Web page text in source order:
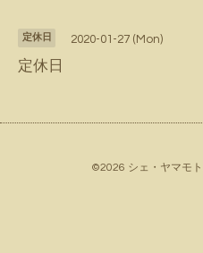
定休日 2020-01-27 (Mon)
定休日
©2026 シェ・ヤマモト